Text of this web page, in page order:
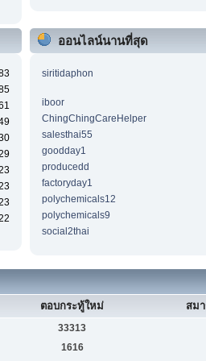
ออนไลน์นานที่สุด
siritidaphon
iboor
ChingChingCareHelper
salesthai55
goodday1
producedd
factoryday1
polychemicals12
polychemicals9
social2thai
ตอบกระทู้ใหม่ สม
33313
1616